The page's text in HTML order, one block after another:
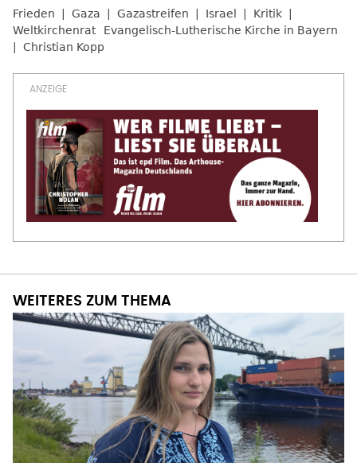
Frieden Gaza Gazastreifen Israel
Kritik
Weltkirchenrat
Evangelisch-Lutherische Kirche in Bayern
Christian Kopp